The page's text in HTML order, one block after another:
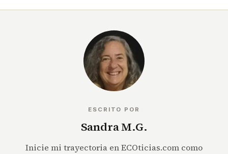
ESCRITO POR
Sandra M.G.
Inicie mi trayectoria en ECOticias.com como